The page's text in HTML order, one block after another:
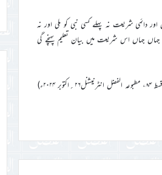
دائمی شریعت نہ پہلے کسی نبی کو ملی اور نہ
جہاں اس شریعت میں بیان تعلیم پہنچے گی
۲۰۲۴ء)